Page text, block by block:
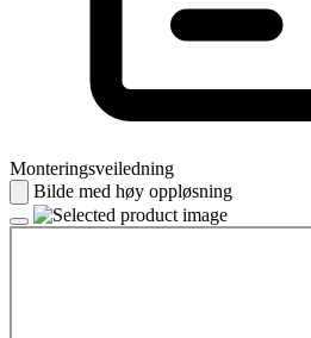
Monteringsveiledning
Bilde med høy oppløsning